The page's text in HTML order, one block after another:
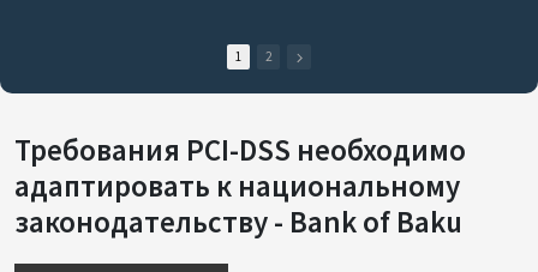
1 2
Требования PCI-DSS необходимо
адаптировать к национальному
законодательству - Bank of Baku